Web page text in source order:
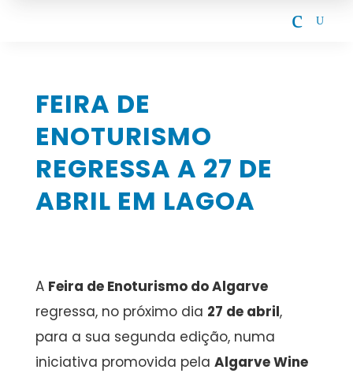
c U
FEIRA DE
ENOTURISMO
REGRESSA A 27 DE
ABRIL EM LAGOA
A Feira de Enoturismo do Algarve
regressa, no próximo dia 27 de abril,
para a sua segunda edição, numa
iniciativa promovida pela Algarve Wine